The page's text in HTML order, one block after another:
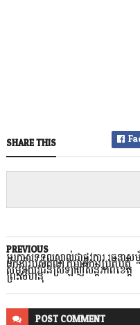
SHARE THIS
PREVIOUS
ប្រកាសទទួលស្គាល់ជាផ្លូវការ រចនាសម្
ដឹកនាំរបស់គណ:កម្មាធិការប្រតិបត្តិ
សម្ព័ន្ធយុវជនស្រឡាញ់សន្តិភាពខេត្ត
ព្រះសីហនុ
POSTCOMMENT